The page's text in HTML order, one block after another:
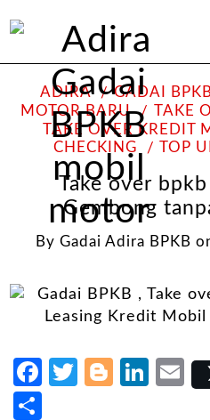
ADIRA GADAI
MOTOR BARU
TAKE
TAKE OVER KREDIT
CHECKING
TOP
Take over
Gembong
By Gadai Adira BPKB
Facebook
Twitter